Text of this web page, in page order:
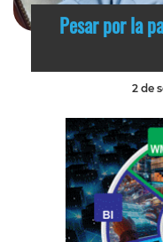
Pesar por la
2 de